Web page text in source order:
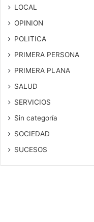
LOCAL
OPINION
POLITICA
PRIMERA PERSONA
PRIMERA PLANA
SALUD
SERVICIOS
Sin categoría
SOCIEDAD
SUCESOS